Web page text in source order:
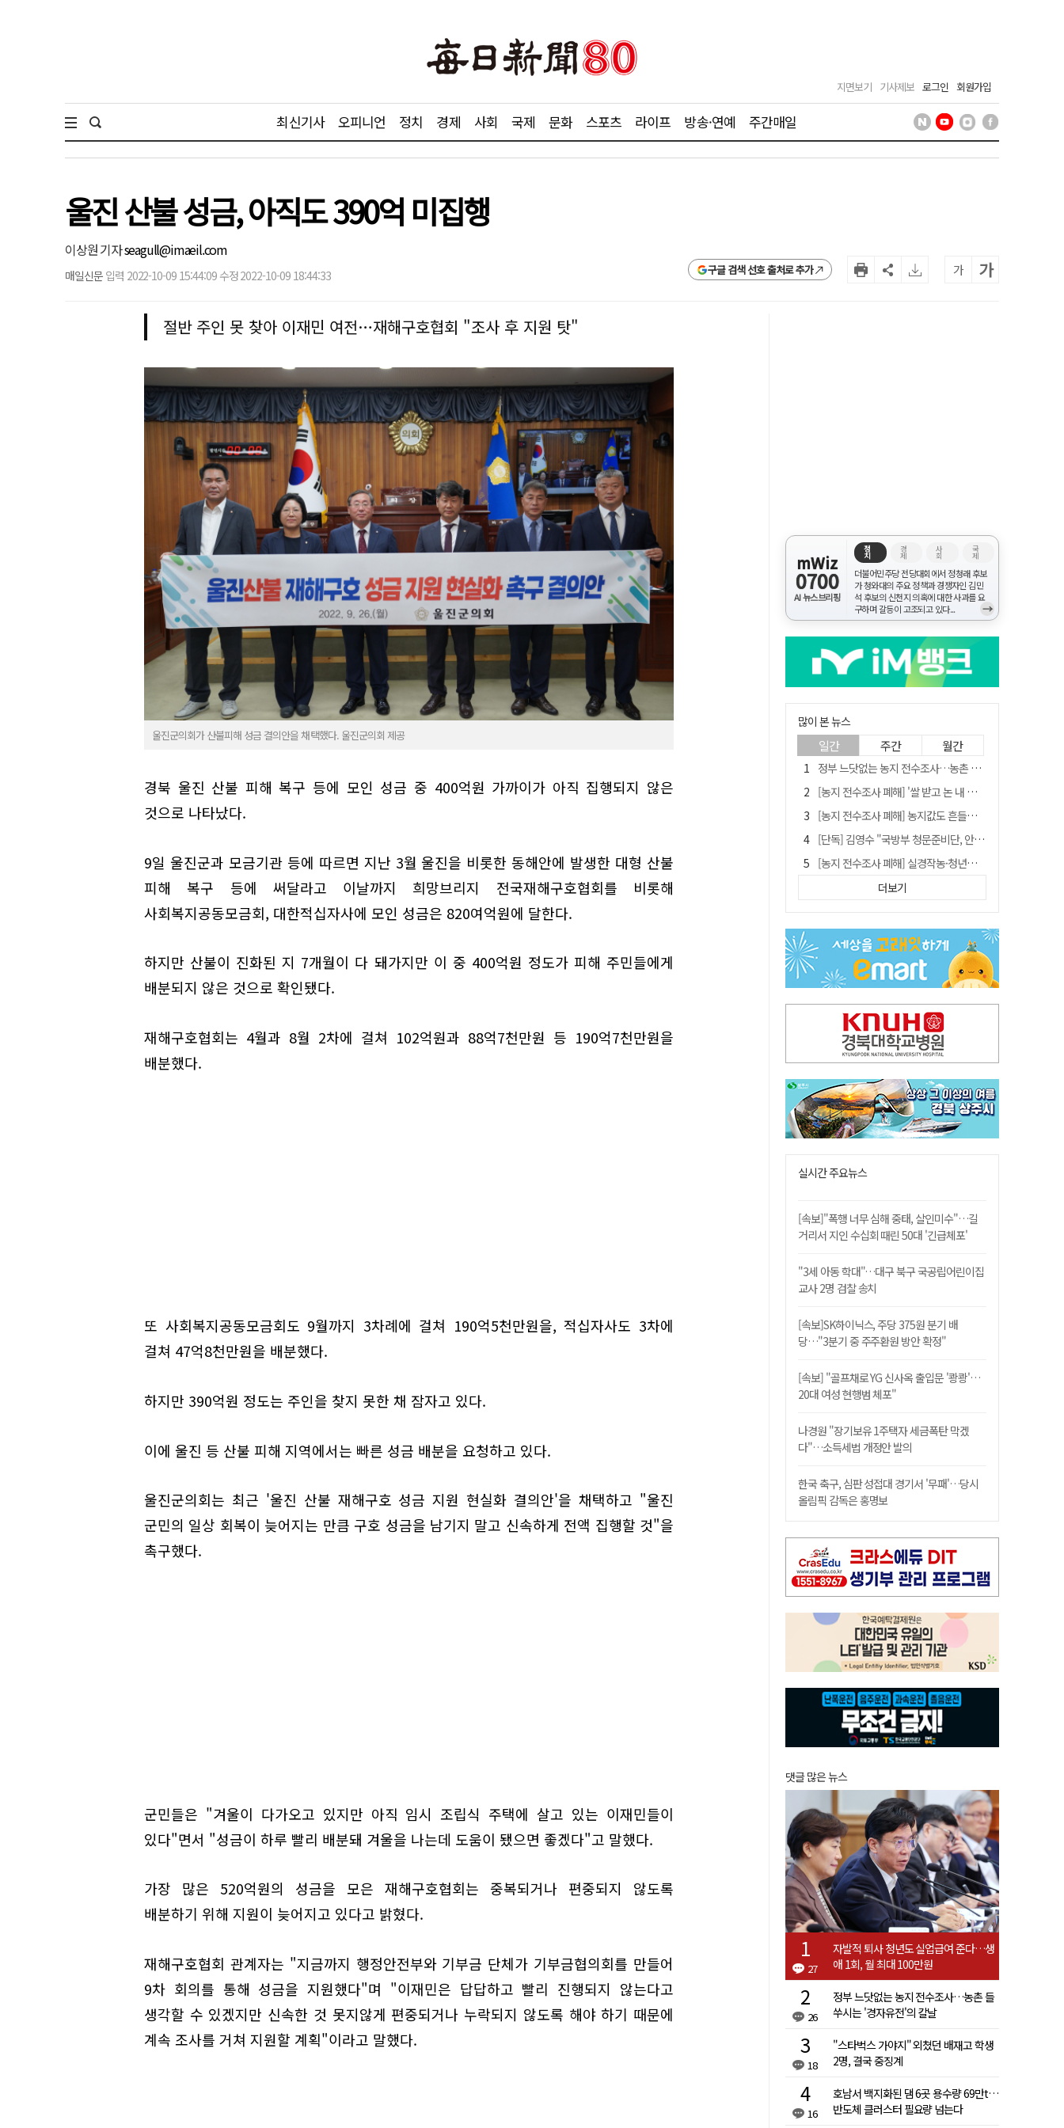
지면보기 기사제보 로그인 회원가입
최신기사 오피니언 정치 경제 사회 국제 문화 스포츠 라이프 방송·연예 주간매일
울진 산불 성금, 아직도 390억 미집행
이상원 기자seagull@imaeil.com
매일신문 입력 2022-10-09 15:44:09 수정 2022-10-09 18:44:33 구글 검색 선호 출처로 추가 가 가
절반 주인 못 찾아 이재민 여전…재해구호협회 "조사 후 지원 탓"
울진군의회가 산불피해 성금 결의안을 채택했다. 울진군의회 제공
경북 울진 산불 피해 복구 등에 모인 성금 중 400억원 가까이가 아직 집행되지 않은
것으로 나타났다.
9일 울진군과 모금기관 등에 따르면 지난 3월 울진을 비롯한 동해안에 발생한 대형 산불
피해 복구 등에 써달라고 이날까지 희망브리지 전국재해구호협회를 비롯해
사회복지공동모금회, 대한적십자사에 모인 성금은 820여억원에 달한다.
하지만 산불이 진화된 지 7개월이 다 돼가지만 이 중 400억원 정도가 피해 주민들에게
배분되지 않은 것으로 확인됐다.
재해구호협회는 4월과 8월 2차에 걸쳐 102억원과 88억7천만원 등 190억7천만원을
배분했다.
또 사회복지공동모금회도 9월까지 3차례에 걸쳐 190억5천만원을, 적십자사도 3차에
걸쳐 47억8천만원을 배분했다.
하지만 390억원 정도는 주인을 찾지 못한 채 잠자고 있다.
이에 울진 등 산불 피해 지역에서는 빠른 성금 배분을 요청하고 있다.
울진군의회는 최근 '울진 산불 재해구호 성금 지원 현실화 결의안'을 채택하고 "울진
군민의 일상 회복이 늦어지는 만큼 구호 성금을 남기지 말고 신속하게 전액 집행할 것"을
촉구했다.
군민들은 "겨울이 다가오고 있지만 아직 임시 조립식 주택에 살고 있는 이재민들이
있다"면서 "성금이 하루 빨리 배분돼 겨울을 나는데 도움이 됐으면 좋겠다"고 말했다.
가장 많은 520억원의 성금을 모은 재해구호협회는 중복되거나 편중되지 않도록
배분하기 위해 지원이 늦어지고 있다고 밝혔다.
재해구호협회 관계자는 "지금까지 행정안전부와 기부금 단체가 기부금협의회를 만들어
9차 회의를 통해 성금을 지원했다"며 "이재민은 답답하고 빨리 진행되지 않는다고
생각할 수 있겠지만 신속한 것 못지않게 편중되거나 누락되지 않도록 해야 하기 때문에
계속 조사를 거쳐 지원할 계획"이라고 말했다.
mWiz
0700
AI 뉴스브리핑
정
치
경
제
사
회
국
제
더불어민주당 전당대회에서 정청래 후보
가 청와대의 주요 정책과 경쟁자인 김민
석 후보의 신천지 의혹에 대한 사과를 요
구하며 갈등이 고조되고 있다...
→
많이 본 뉴스
일간 주간 월간
정부 느닷없는 농지 전수조사…농촌 들쑤시는 '경자유전'의 칼날
[농지 전수조사 폐해] '쌀 받고 논 내 준' 도지농 이제 어쩌나?
[농지 전수조사 폐해] 농지값도 흔들리나…"도지 막히면 헐값 매물 나올 수도"
[단독] 김영수 "국방부 청문준비단, 안규백 탈영 알고있었다"
[농지 전수조사 폐해] 실경작농·청년농 부담도 커진다
[기고] 대구 미래는 금호강·팔공산에 있다
타는 목마름 청도, 해 저문 저수지 둑에 군수가 서 있었다
"상법개정해도 주주가 '봉'"…하이닉스 솔리다임 상장설에 술렁[개미와글와글]
임시휴업 들어갔던 홈플러스 영주점, 7일 영업 재개…지하 1층만 운영
더보기
실시간 주요뉴스
[속보]"폭행 너무 심해 중태, 살인미수"…길
거리서 지인 수십회 때린 50대 '긴급체포'
"3세 아동 학대"…대구 북구 국공립어린이집
교사 2명 검찰 송치
[속보]SK하이닉스, 주당 375원 분기 배
당…"3분기 중 주주환원 방안 확정"
[속보] "골프채로 YG 신사옥 출입문 '쾅쾅'…
20대 여성 현행범 체포"
나경원 "장기보유 1주택자 세금폭탄 막겠
다"…소득세법 개정안 발의
한국 축구, 심판 성접대 경기서 '무패'…당시
올림픽 감독은 홍명보
댓글 많은 뉴스
27
자발적 퇴사 청년도 실업급여 준다…생
애 1회, 월 최대 100만원
26
정부 느닷없는 농지 전수조사…농촌 들
쑤시는 '경자유전'의 칼날
18
"스타벅스 가야지" 외쳤던 배재고 학생
2명, 결국 중징계
16
호남서 백지화된 댐 6곳 용수량 69만t…
반도체 클러스터 필요량 넘는다